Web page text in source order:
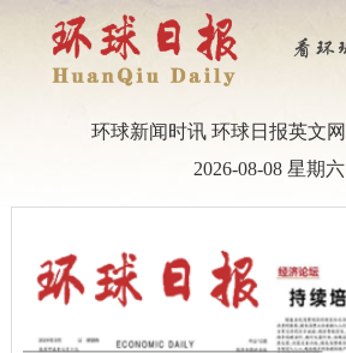
环球新闻时讯 环球日报英文网
2026-08-08 星期六